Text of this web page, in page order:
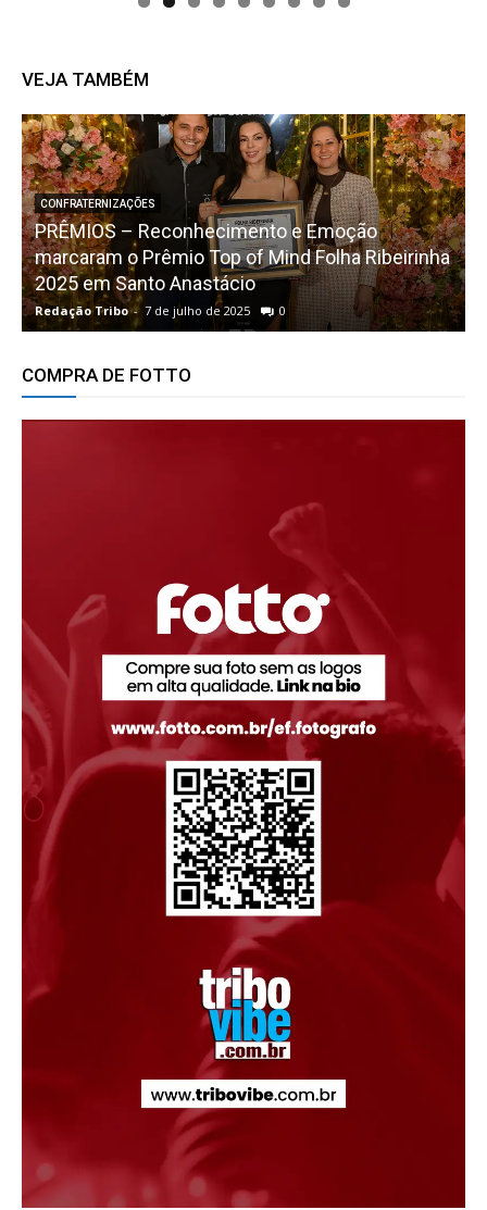
VEJA TAMBÉM
CONFRATERNIZAÇÕES
PRÊMIOS – Reconhecimento e Emoção
marcaram o Prêmio Top of Mind Folha Ribeirinha
2025 em Santo Anastácio
Redação Tribo - 7 de julho de 2025 0
COMPRA DE FOTTO